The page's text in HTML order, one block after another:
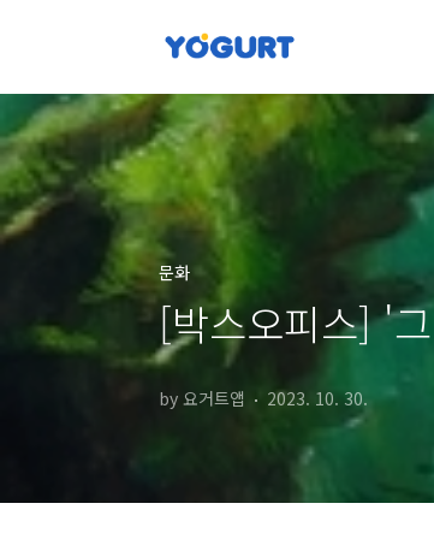
문화
[박스오피스] '
by 요거트앱 2023. 10. 30.